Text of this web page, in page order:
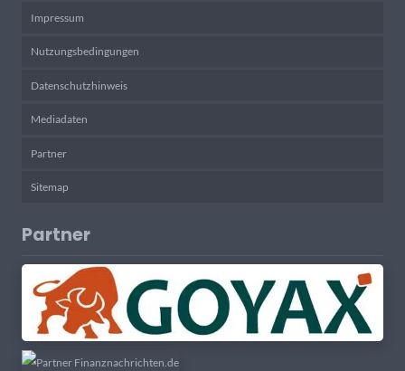
Impressum
Nutzungsbedingungen
Datenschutzhinweis
Mediadaten
Partner
Sitemap
Partner